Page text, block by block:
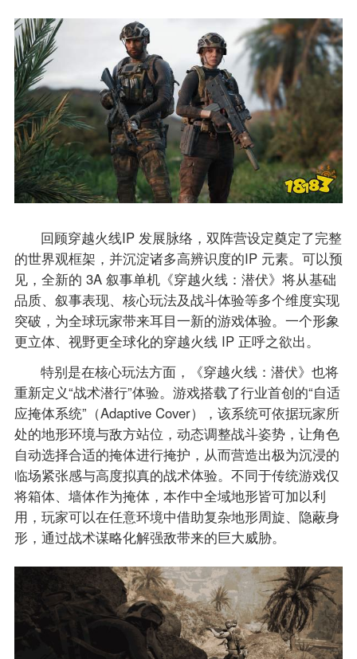
回顾穿越火线IP 发展脉络，双阵营设定奠定了完整
的世界观框架，并沉淀诸多高辨识度的IP 元素。可以预
见，全新的 3A 叙事单机《穿越火线：潜伏》将从基础
品质、叙事表现、核心玩法及战斗体验等多个维度实现
突破，为全球玩家带来耳目一新的游戏体验。一个形象
更立体、视野更全球化的穿越火线 IP 正呼之欲出。
特别是在核心玩法方面，《穿越火线：潜伏》也将
重新定义“战术潜行”体验。游戏搭载了行业首创的“自适
应掩体系统”（Adaptive Cover），该系统可依据玩家所
处的地形环境与敌方站位，动态调整战斗姿势，让角色
自动选择合适的掩体进行掩护，从而营造出极为沉浸的
临场紧张感与高度拟真的战术体验。不同于传统游戏仅
将箱体、墙体作为掩体，本作中全域地形皆可加以利
用，玩家可以在任意环境中借助复杂地形周旋、隐蔽身
形，通过战术谋略化解强敌带来的巨大威胁。